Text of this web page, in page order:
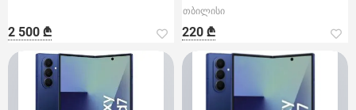
2 500 ₾
თბილისი
220 ₾